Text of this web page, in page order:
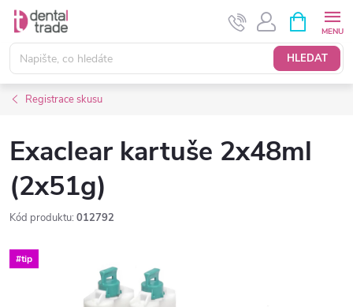
Přejít
obsah
HLEDAT
NÁKUPNÍ
KOŠÍK
Registrace skusu
Exaclear kartuše 2x48ml
(2x51g)
Kód produktu: 012792
#tip